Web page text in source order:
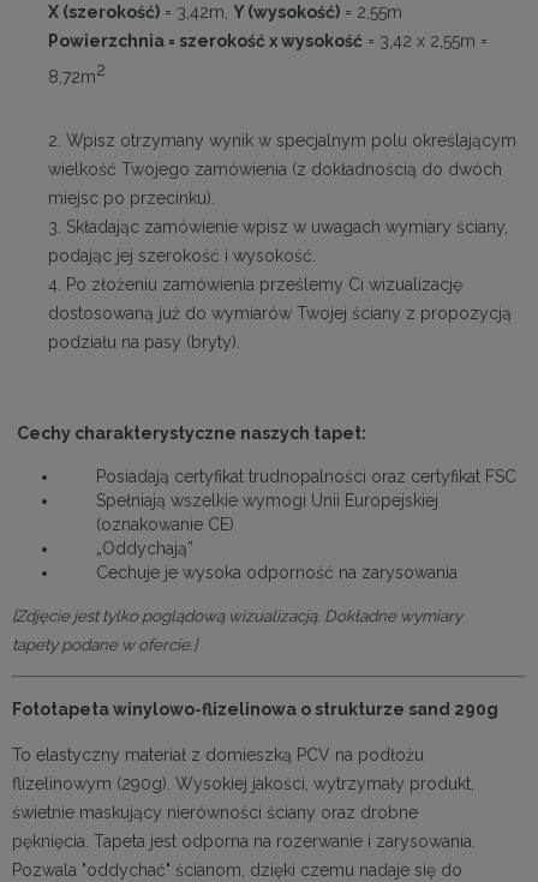
X (szerokość) = 3,42m, Y (wysokość) = 2,55m
Powierzchnia = szerokość x wysokość = 3,42 x 2,55m =
8,72m2
2. Wpisz otrzymany wynik w specjalnym polu określającym
wielkość Twojego zamówienia (z dokładnością do dwóch
miejsc po przecinku).
3. Składając zamówienie wpisz w uwagach wymiary ściany,
podając jej szerokość i wysokość.
4. Po złożeniu zamówienia prześlemy Ci wizualizację
dostosowaną już do wymiarów Twojej ściany z propozycją
podziału na pasy (bryty).
Cechy charakterystyczne naszych tapet:
Posiadają certyfikat trudnopalności oraz certyfikat FSC
Spełniają wszelkie wymogi Unii Europejskiej
(oznakowanie CE)
„Oddychają”
Cechuje je wysoka odporność na zarysowania
[Zdjęcie jest tylko poglądową wizualizacją. Dokładne wymiary
tapety podane w ofercie.]
Fototapeta winylowo-flizelinowa o strukturze sand 290g
To elastyczny materiał z domieszką PCV na podłożu
flizelinowym (290g). Wysokiej jakości, wytrzymały produkt,
świetnie maskujący nierówności ściany oraz drobne
pęknięcia. Tapeta jest odporna na rozerwanie i zarysowania.
Pozwala "oddychać" ścianom, dzięki czemu nadaje się do